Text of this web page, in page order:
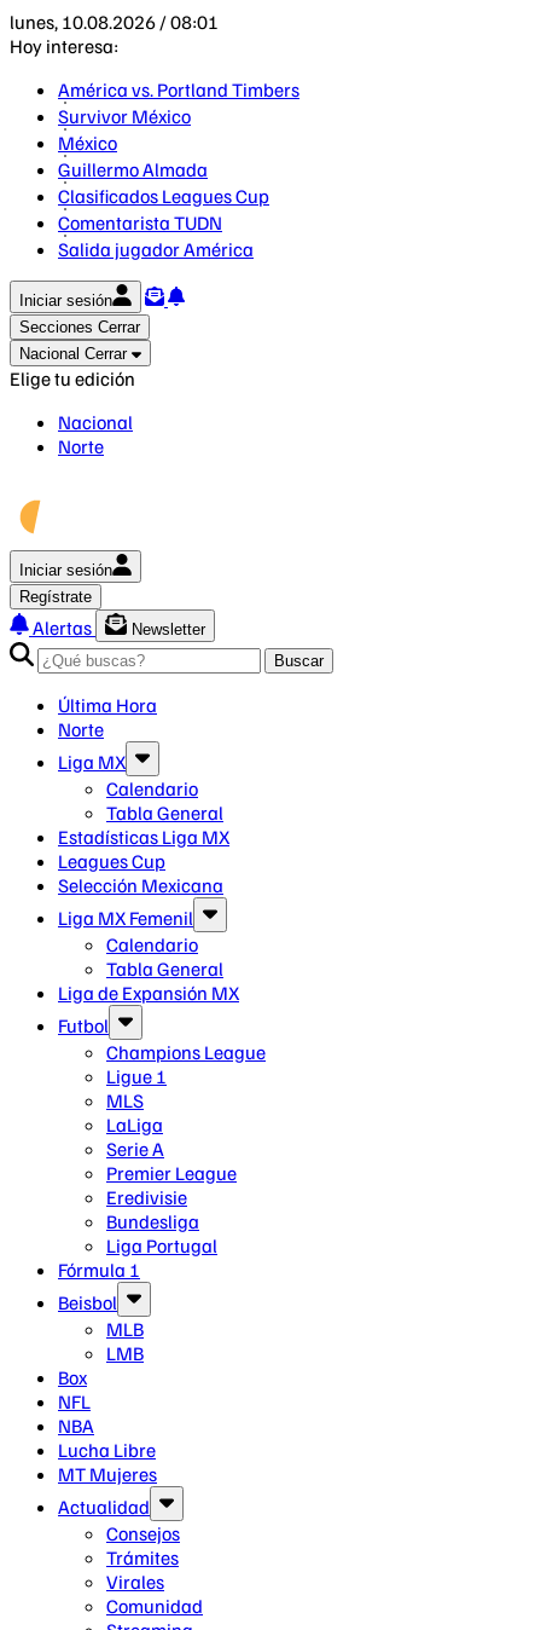
lunes, 10.08.2026 / 08:01
Hoy interesa:
América vs. Portland Timbers
Survivor México
México
Guillermo Almada
Clasificados Leagues Cup
Comentarista TUDN
Salida jugador América
Iniciar sesión
Secciones Cerrar
Nacional Cerrar
Elige tu edición
Nacional
Norte
Iniciar sesión
Regístrate
Alertas
Newsletter
Buscar
Última Hora
Norte
Liga MX
Calendario
Tabla General
Estadísticas Liga MX
Leagues Cup
Selección Mexicana
Liga MX Femenil
Calendario
Tabla General
Liga de Expansión MX
Futbol
Champions League
Ligue 1
MLS
LaLiga
Serie A
Premier League
Eredivisie
Bundesliga
Liga Portugal
Fórmula 1
Beisbol
MLB
LMB
Box
NFL
NBA
Lucha Libre
MT Mujeres
Actualidad
Consejos
Trámites
Virales
Comunidad